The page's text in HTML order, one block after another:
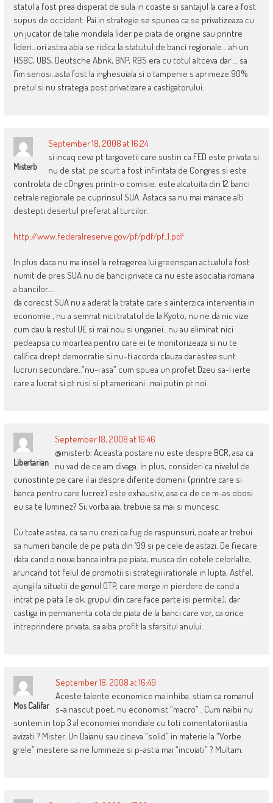
statul a fost prea disperat de sula in coaste si santajul la care a fost
supus de occident. Pai in strategie se spunea ca se privatizeaza cu
un jucator de talie mondiala lider pe piata de origine sau printre
lideri…ori astea abia se ridica la statutul de banci regionale… ah un
HSBC, UBS, Deutsche Abnk, BNP, RBS era cu totul altceva dar … sa
fim seriosi..asta fost la inghesuiala si o tampenie s aprimeze 90%
pretul si nu strategia post privatizare a castigatorului.
Misterb
September 18, 2008 at 16:24
si incaq ceva pt targovetii care sustin ca FED este privata si
nu de stat. pe scurt a fost infiintata de Congres si este
controlata de cOngres printr-o comisie. este alcatuita din 12 banci
cetrale regionale pe cuprinsul SUA. Astaca sa nu mai manace alti
destepti desertul preferat al turcilor.
http://www.federalreserve.gov/pf/pdf/pf_1.pdf
In plus daca nu ma insel la retragerea lui greenspan actualul a fost
numit de pres SUA nu de banci private ca nu este asociatia romana
a bancilor….
da corecst SUA nu a aderat la tratate care s ainterzica interventia in
economie , nu a semnat nici tratatul de la Kyoto, nu ne da nic vize
cum dau la restul UE si mai nou si ungariei…nu au eliminat nici
pedeapsa cu moartea pentru care ei te monitorizeaza si nu te
califica drept democratie si nu-ti acorda clauza dar astea sunt
lucruri secundare..”nu-i asa” cum spuea un profet Dzeu sa-l ierte
care a lucrat si pt rusi si pt americani…mai putin pt noi
Libertarian
September 18, 2008 at 16:46
@misterb: Aceasta postare nu este despre BCR, asa ca
nu vad de ce am divaga. In plus, consideri ca nivelul de
cunostinte pe care il ai despre diferite domenii (printre care si
banca pentru care lucrez) este exhaustiv, asa ca de ce m-as obosi
eu sa te luminez? Si, vorba aia, trebuie sa mai si muncesc.
Cu toate astea, ca sa nu crezi ca fug de raspunsuri, poate ar trebui
sa numeri bancile de pe piata din ’99 si pe cele de astazi. De fiecare
data cand o noua banca intra pe piata, musca din cotele celorlalte,
aruncand tot felul de promotii si strategii irationale in lupta. Astfel,
ajungi la situatii de genul OTP, care merge in pierdere de cand a
intrat pe piata (e ok, grupul din care face parte isi permite), dar
castiga in permanenta cota de piata de la banci care vor, ca orice
intreprindere privata, sa aiba profit la sfarsitul anului.
Mos Califar
September 18, 2008 at 16:49
Aceste talente economice ma inhiba. stiam ca romanul
s-a nascut poet, nu economist “macro” . Cum naibii nu
suntem in top 3 al economiei mondiale cu toti comentatorii astia
avizati ? Mister. Un Daianu sau cineva “solid” in materie la “Vorbe
grele” mestere sa ne lumineze si p-astia mai “incuiati” ? Multam.